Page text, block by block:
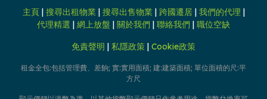
主頁| 搜尋出租物業 | 搜尋出售物業 | 跨國遷居| 我們的代理 |
代理精選 | 網上放盤 | 關於我們 | 聯絡我們 | 職位空缺
免責聲明 | 私隱政策 | Cookie政策
租金全包:包括管理費、差餉; 實:實用面積; 建:建築面積; 單位面積的尺:平
方尺